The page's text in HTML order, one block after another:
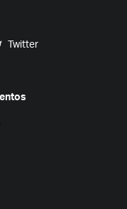
on Twitter
Twitter